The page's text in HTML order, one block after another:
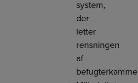
system,
der
letter
rensningen
af